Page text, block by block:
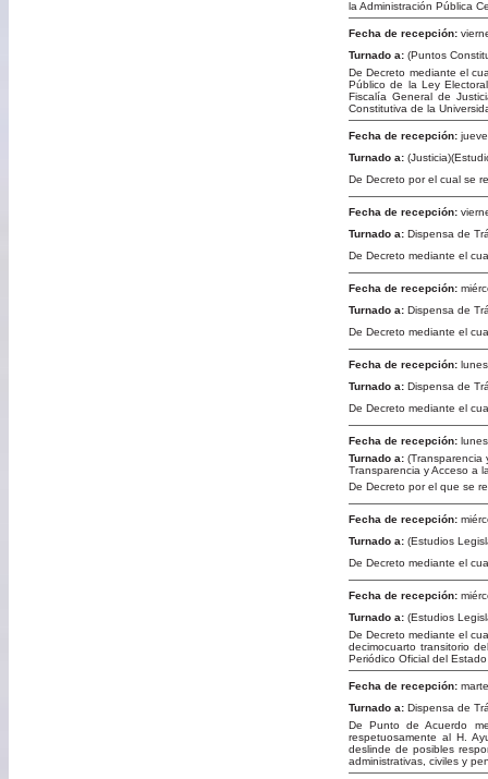
la Administración Pública
Fecha de recepción:
Turnado a: (Puntos
De Decreto mediante el
Público de la Ley
Fiscalía General de
Constitutiva de la
Fecha de recepción:
Turnado a:
De Decreto por el cual se
Fecha de recepción:
Turnado a: Dispensa de
De Decreto mediante el
Fecha de recepción:
Turnado a: Dispensa de
De Decreto mediante el
Fecha de recepción:
Turnado a: Dispensa de
De Decreto mediante el
Fecha de recepción:
Turnado a: (Transparencia
Transparencia y Acceso a
De Decreto por el que se
Fecha de recepción:
Turnado a: (Estudios
De Decreto mediante el
Fecha de recepción:
Turnado a: (Estudios
De Decreto mediante el
decimocuarto transitorio
Periódico Oficial del
Fecha de recepción:
Turnado a: Dispensa de
De Punto de Acuerdo
respetuosamente al H.
deslinde de posibles
administrativas, civiles y